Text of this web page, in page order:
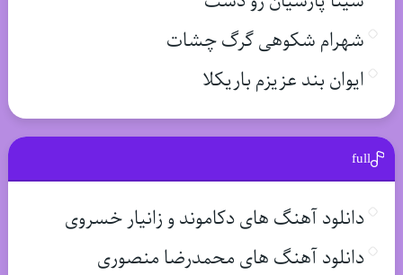
شهرام شکوهی گرگ چشات
ایوان بند عزیزم باریکلا
full
دانلود آهنگ های دکاموند و زانیار خسروی
دانلود آهنگ های محمدرضا منصوری